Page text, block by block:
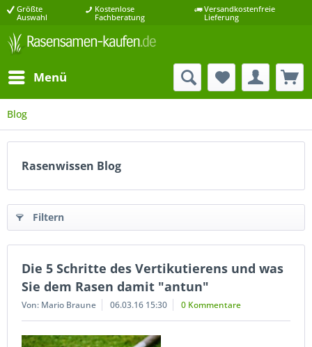
Größte
Auswahl
Kostenlose
Fachberatung
Versandkostenfreie
Lieferung
Menü
Blog
Rasenwissen Blog
Filtern
Die 5 Schritte des Vertikutierens und was
Sie dem Rasen damit "antun"
Von: Mario Braune 06.03.16 15:30 0 Kommentare